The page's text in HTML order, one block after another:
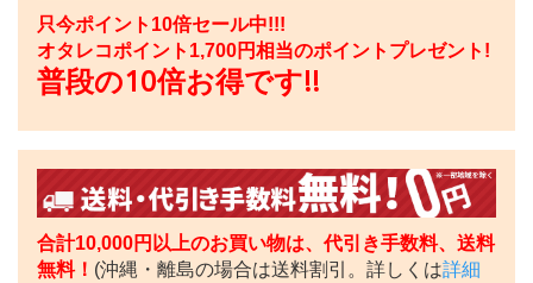
只今ポイント10倍セール中!!!
オタレコポイント 1,700円相当のポイントプレゼント!
普段の10倍お得です!!
合計10,000円以上のお買い物は、代引き手数料、送料
無料！ (沖縄・離島の場合は送料割引。詳しくは詳細